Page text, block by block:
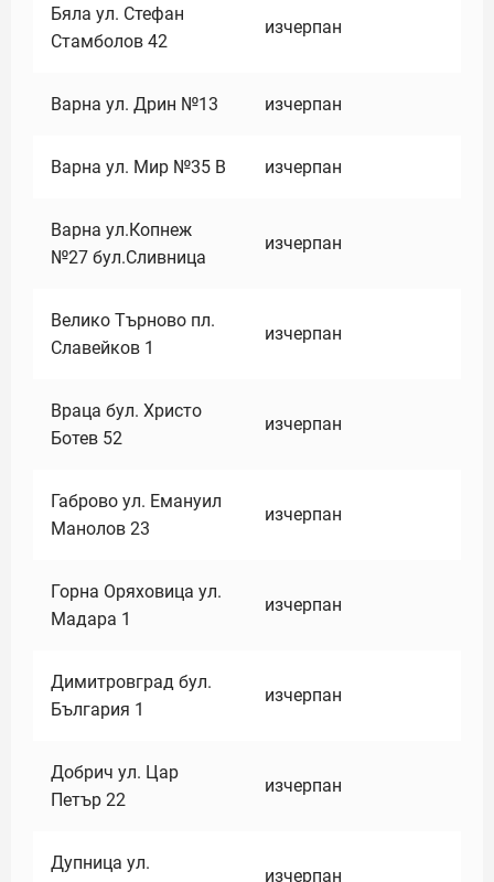
Бяла ул. Стефан
Стамболов 42
изчерпан
Варна ул. Дрин №13 изчерпан
Варна ул. Мир №35 В изчерпан
Варна ул.Копнеж
№27 бул.Сливница
изчерпан
Велико Търново пл.
Славейков 1
изчерпан
Враца бул. Христо
Ботев 52
изчерпан
Габрово ул. Емануил
Манолов 23
изчерпан
Горна Оряховица ул.
Мадара 1
изчерпан
Димитровград бул.
България 1
изчерпан
Добрич ул. Цар
Петър 22
изчерпан
Дупница ул.
изчерпан